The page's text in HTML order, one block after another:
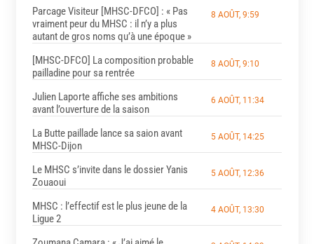
Parcage Visiteur [MHSC-DFCO] : « Pas
vraiment peur du MHSC : il n’y a plus
autant de gros noms qu’à une époque »
8 AOÛT, 9:59
[MHSC-DFCO] La composition probable
pailladine pour sa rentrée
8 AOÛT, 9:10
Julien Laporte affiche ses ambitions
avant l’ouverture de la saison
6 AOÛT, 11:34
La Butte paillade lance sa saion avant
MHSC-Dijon
5 AOÛT, 14:25
Le MHSC s’invite dans le dossier Yanis
Zouaoui
5 AOÛT, 12:36
MHSC : l’effectif est le plus jeune de la
Ligue 2
4 AOÛT, 13:30